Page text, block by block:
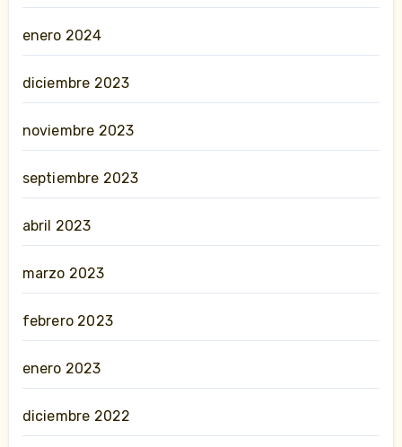
enero 2024
diciembre 2023
noviembre 2023
septiembre 2023
abril 2023
marzo 2023
febrero 2023
enero 2023
diciembre 2022